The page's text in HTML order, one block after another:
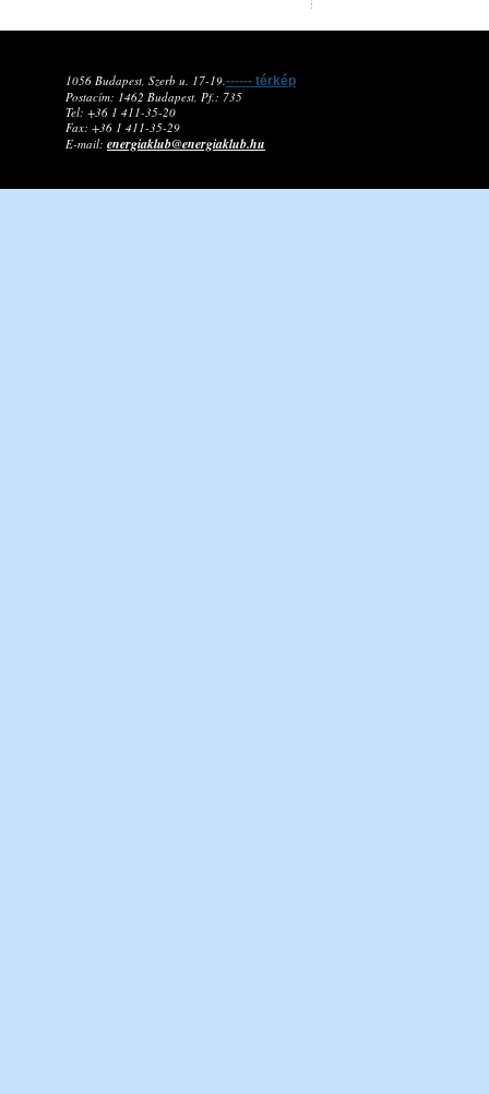
1056 Budapest, Szerb u. 17-19.------ térkép
Postacím: 1462 Budapest, Pf.: 735
Tel: +36 1 411-35-20
Fax: +36 1 411-35-29
E-mail: energiaklub@energiaklub.hu